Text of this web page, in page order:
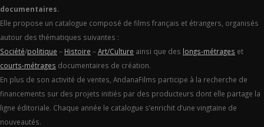
documentaires.
Elle propose un catalogue composé de films français et étrangers, organisés
autour des thématiques suivantes :
Société/politique – Histoire –Art/Culture ainsi que des longs-métrages et
courts-métrages documentaires de création.
En plus de son activité de ventes, AndanaFilms participe à la recherche de
financements sur des projets initiés par des producteurs dont elle partage la
ligne éditoriale. Chaque année le catalogue s’enrichit d’une vingtaine de
nouveautés.